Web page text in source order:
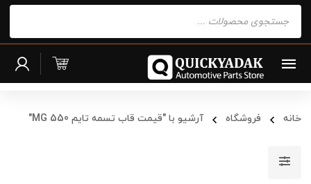
search
خانه فروشگاه آرشیو با "قیمت قاب تسمه تایم MG 550"